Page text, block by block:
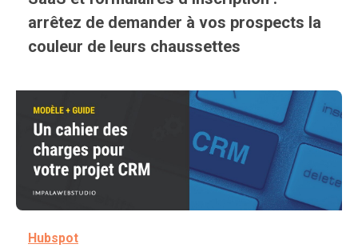
arrêtez de demander à vos prospects la
couleur de leurs chaussettes
Hubspot